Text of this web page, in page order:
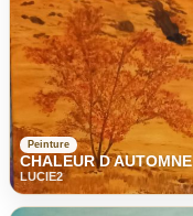
Peinture
CHALEUR D AUTOMNE
LUCIE2